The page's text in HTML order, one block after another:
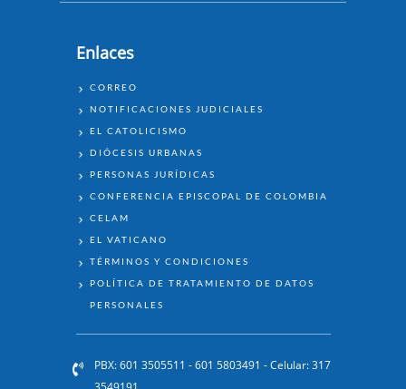
Sagrado Corazón de Jesús en vos
confío
Enlaces
ENLACES
CORREO
NOTIFICACIONES JUDICIALES
EL CATOLICISMO
DIÓCESIS URBANAS
PERSONAS JURÍDICAS
CONFERENCIA EPISCOPAL DE COLOMBIA
CELAM
EL VATICANO
TÉRMINOS Y CONDICIONES
POLÍTICA DE TRATAMIENTO DE DATOS
PERSONALES
PBX: 601 3505511 - 601 5803491 - Celular: 317